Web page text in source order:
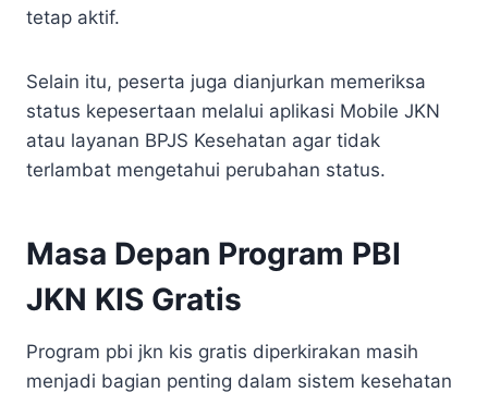
tetap aktif.
Selain itu, peserta juga dianjurkan memeriksa
status kepesertaan melalui aplikasi Mobile JKN
atau layanan BPJS Kesehatan agar tidak
terlambat mengetahui perubahan status.
Masa Depan Program PBI
JKN KIS Gratis
Program pbi jkn kis gratis diperkirakan masih
menjadi bagian penting dalam sistem kesehatan